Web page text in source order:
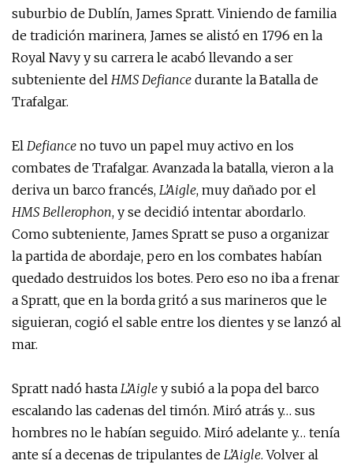
suburbio de Dublín, James Spratt. Viniendo de familia
de tradición marinera, James se alistó en 1796 en la
Royal Navy y su carrera le acabó llevando a ser
subteniente del HMS Defiance durante la Batalla de
Trafalgar.
El Defiance no tuvo un papel muy activo en los
combates de Trafalgar. Avanzada la batalla, vieron a la
deriva un barco francés, L’Aigle, muy dañado por el
HMS Bellerophon, y se decidió intentar abordarlo.
Como subteniente, James Spratt se puso a organizar
la partida de abordaje, pero en los combates habían
quedado destruidos los botes. Pero eso no iba a frenar
a Spratt, que en la borda gritó a sus marineros que le
siguieran, cogió el sable entre los dientes y se lanzó al
mar.
Spratt nadó hasta L’Aigle y subió a la popa del barco
escalando las cadenas del timón. Miró atrás y… sus
hombres no le habían seguido. Miró adelante y… tenía
ante sí a decenas de tripulantes de L’Aigle. Volver al